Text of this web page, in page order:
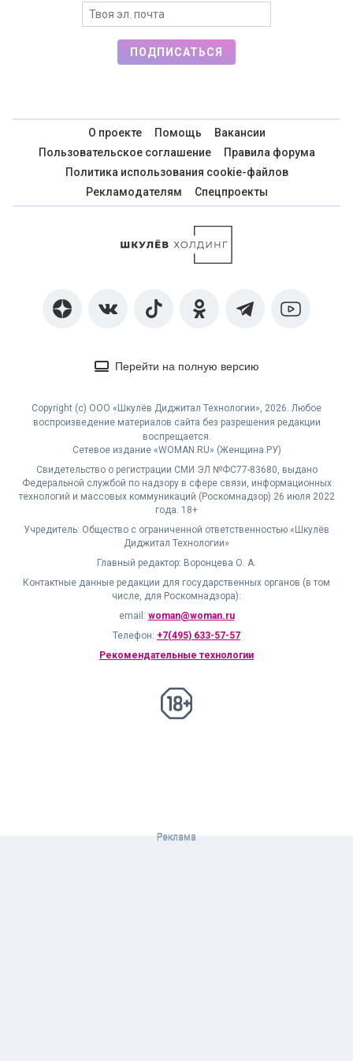
ПОДПИСАТЬСЯ
О проекте Помощь
Вакансии
Пользовательское соглашение
Правила форума
Политика использования cookie-файлов
Рекламодателям
Спецпроекты
Перейти на полную версию
Copyright (с) ООО «Шкулёв Диджитал Технологии», 2026. Любое
воспроизведение материалов сайта без разрешения редакции
воспрещается.
Сетевое издание «WOMAN.RU» (Женщина.РУ)
Свидетельство о регистрации СМИ ЭЛ №ФС77-83680, выдано
Федеральной службой по надзору в сфере связи, информационных
технологий и массовых коммуникаций (Роскомнадзор) 26 июля 2022
года. 18+
Учредитель: Общество с ограниченной ответственностью «Шкулёв
Диджитал Технологии»
Главный редактор: Воронцева О. А.
Контактные данные редакции для государственных органов (в том
числе, для Роскомнадзора):
email: woman@woman.ru
Телефон: +7(495) 633-57-57
Рекомендательные технологии
18+